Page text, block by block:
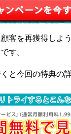
客を再獲得しよ
す。
と今回の特典の